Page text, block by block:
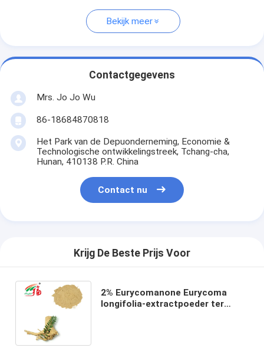
Bekijk meer
Contactgegevens
Mrs. Jo Jo Wu
86-18684870818
Het Park van de Depuonderneming, Economie &
Technologische ontwikkelingstreek, Tchang-cha,
Hunan, 410138 P.R. China
Contact nu
Krijg De Beste Prijs Voor
2% Eurycomanone Eurycoma
longifolia-extractpoeder ter